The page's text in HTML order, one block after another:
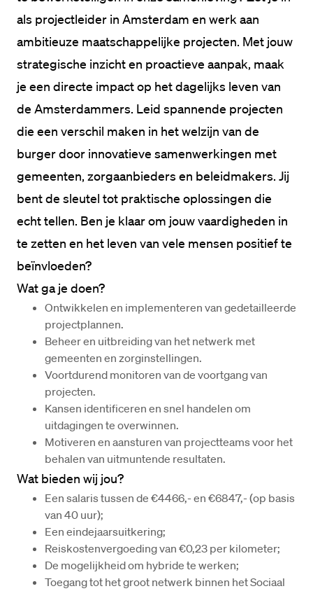
als projectleider in Amsterdam en werk aan
ambitieuze maatschappelijke projecten. Met jouw
strategische inzicht en proactieve aanpak, maak
je een directe impact op het dagelijks leven van
de Amsterdammers. Leid spannende projecten
die een verschil maken in het welzijn van de
burger door innovatieve samenwerkingen met
gemeenten, zorgaanbieders en beleidmakers. Jij
bent de sleutel tot praktische oplossingen die
echt tellen. Ben je klaar om jouw vaardigheden in
te zetten en het leven van vele mensen positief te
beïnvloeden?
Wat ga je doen?
Ontwikkelen en implementeren van gedetailleerde
projectplannen.
Beheer en uitbreiding van het netwerk met
gemeenten en zorginstellingen.
Voortdurend monitoren van de voortgang van
projecten.
Kansen identificeren en snel handelen om
uitdagingen te overwinnen.
Motiveren en aansturen van projectteams voor het
behalen van uitmuntende resultaten.
Wat bieden wij jou?
Een salaris tussen de €4466,- en €6847,- (op basis
van 40 uur);
Een eindejaarsuitkering;
Reiskostenvergoeding van €0,23 per kilometer;
De mogelijkheid om hybride te werken;
Toegang tot het groot netwerk binnen het Sociaal